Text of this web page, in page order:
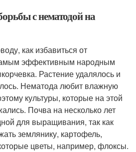
с нематодой на
как избавиться от
эффективным народным
Растение удалялось и
Нематода любит влажную
культуры, которые на этой
Почва на несколько лет
для выращивания, так как
землянику, картофель,
цветы, например, флоксы.